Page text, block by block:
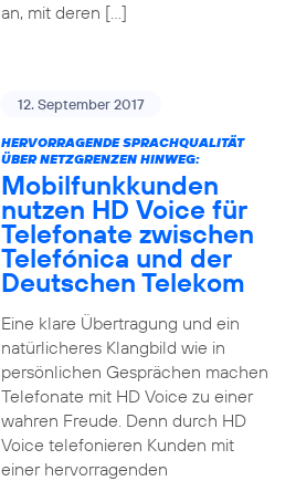
an, mit deren […]
12. September 2017
HERVORRAGENDE SPRACHQUALITÄT
ÜBER NETZGRENZEN HINWEG:
Mobilfunkkunden
nutzen HD Voice für
Telefonate zwischen
Telefónica und der
Deutschen Telekom
Eine klare Übertragung und ein
natürlicheres Klangbild wie in
persönlichen Gesprächen machen
Telefonate mit HD Voice zu einer
wahren Freude. Denn durch HD
Voice telefonieren Kunden mit
einer hervorragenden